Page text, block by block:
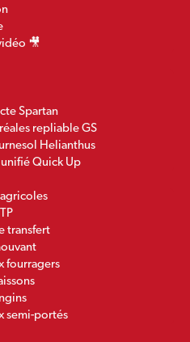
🎥
Spartan
repliable GS
Helianthus
Quick Up
agricoles
transfert
fourragers
semi-portés